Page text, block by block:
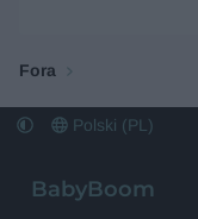
Fora
Polski (PL)
BabyBoom